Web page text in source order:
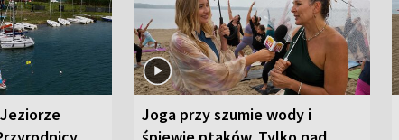
Joga przy szumie wody i